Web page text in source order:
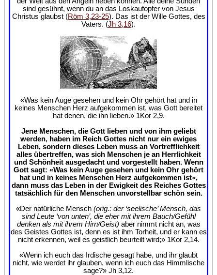
sind gesühnt, wenn du an das Loskaufopfer von Jesus
Christus glaubst (Röm 3,23-25). Das ist der Wille Gottes, des
Vaters. (Jh 3,16).
«Was kein Auge gesehen und kein Ohr gehört hat und in
keines Menschen Herz aufgekommen ist, was Gott bereitet
hat denen, die ihn lieben.» 1Kor 2,9.
Jene Menschen, die Gott lieben und von ihm geliebt
werden, haben im Reich Gottes nicht nur ein ewiges
Leben, sondern dieses Leben muss an Vortrefflichkeit
alles übertreffen, was sich Menschen je an Herrlichkeit
und Schönheit ausgedacht und vorgestellt haben. Wenn
Gott sagt: «Was kein Auge gesehen und kein Ohr gehört
hat und in keines Menschen Herz aufgekommen ist»,
dann muss das Leben in der Ewigkeit des Reiches Gottes
tatsächlich für den Menschen unvorstellbar schön sein.
«Der natürliche Mensch (orig.: der ‘seelische’ Mensch, das
sind Leute ‘von unten’, die eher mit ihrem Bauch/Gefühl
denken als mit ihrem Hirn/Geist) aber nimmt nicht an, was
des Geistes Gottes ist, denn es ist ihm Torheit, und er kann es
nicht erkennen, weil es geistlich beurteilt wird;» 1Kor 2,14.
«Wenn ich euch das Irdische gesagt habe, und ihr glaubt
nicht, wie werdet ihr glauben, wenn ich euch das Himmlische
sage?» Jh 3,12.